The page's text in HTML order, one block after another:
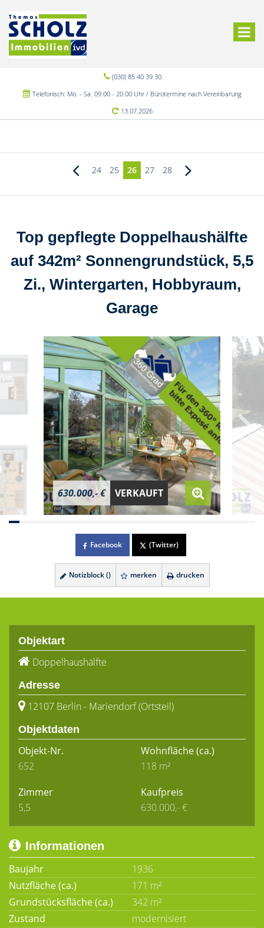
(030) 85 40 39 30
Telefonisch: Mo. - Sa. 09.00 - 20.00 Uhr / Bürotermine nach Vereinbarung
13.07.2026
24 25 26 27 28
Top gepflegte Doppelhaushälfte
auf 342m² Sonnengrundstück, 5,5
Zi., Wintergarten, Hobbyraum,
Garage
630.000,- € VERKAUFT
Facebook (Twitter)
Notizblock () merken drucken
Objektart
Doppelhaushälfte
Adresse
12107 Berlin - Mariendorf (Ortsteil)
Objektdaten
Objekt-Nr.
652
Wohnfläche(ca.)
118 m²
Zimmer
5,5
Kaufpreis
630.000,- €
Informationen
Baujahr
1936
Nutzfläche (ca.)
171 m²
Grundstücksfläche (ca.)
342 m²
Zustand
modernisiert